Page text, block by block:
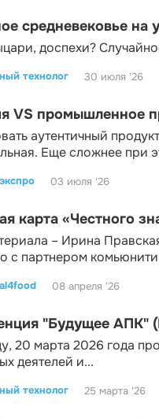
средневековье на
доспехи?
технолог 30 июля '26
VS промышленное
аутентичный
Еще сложнее при
03 июля '26
карта «Честного
– Ирина
с партнером
08 апреля '26
"Будущее АПК"
20 марта 2026 года
деятелей и...
технолог 25 марта '26